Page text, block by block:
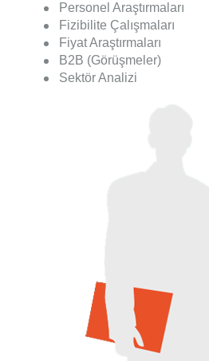
Personel Araştırmaları
Fizibilite Çalışmaları
Fiyat Araştırmaları
B2B (Görüşmeler)
Sektör Analizi